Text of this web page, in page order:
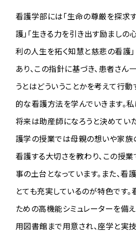
看護学部には「生命の尊厳を探求
護」「生きる力を引き出す励ましの
利の人生を拓く知慧と慈悲の看護
あり、この指針に基づき、患者さん
うとはどういうことかを考えて行
的な看護方法を学んでいきます。
将来は助産師になろうと決めてい
護学の授業では母親の想いや家族
看護する大切さを教わり、この授
事の土台となっています。また、
とても充実しているのが特色です
ための高機能シミュレーターを備
用図書館まで用意され、座学と実